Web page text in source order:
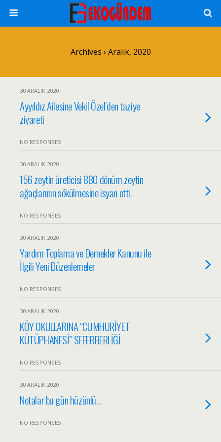
Archives › Aralık, 2020
30 ARALIK 2020
Ayyıldız Ailesine Vekil Özel’den taziye
ziyareti
NO RESPONSES
30 ARALIK 2020
156 zeytin üreticisi 880 dönüm zeytin
ağaçlarının sökülmesine isyan etti.
NO RESPONSES
30 ARALIK 2020
Yardım Toplama ve Dernekler Kanunu ile
İlgili Yeni Düzenlemeler
NO RESPONSES
30 ARALIK 2020
KÖY OKULLARINA “CUMHURİYET
KÜTÜPHANESİ” SEFERBERLİĞİ
NO RESPONSES
30 ARALIK 2020
Notalar bu gün hüzünlü…
NO RESPONSES